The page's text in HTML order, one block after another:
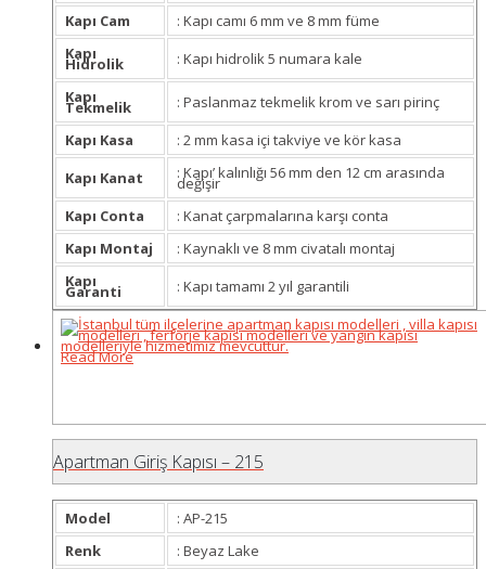
Kapı Cam
: Kapı camı 6 mm ve 8 mm füme
Kapı
Hidrolik
: Kapı hidrolik 5 numara kale
Kapı
Tekmelik
: Paslanmaz tekmelik krom ve sarı pirinç
Kapı Kasa
: 2 mm kasa içi takviye ve kör kasa
Kapı Kanat
: Kapı’ kalınlığı 56 mm den 12 cm arasında
değişir
Kapı Conta
: Kanat çarpmalarına karşı conta
Kapı Montaj
: Kaynaklı ve 8 mm civatalı montaj
Kapı
Garanti : Kapı tamamı 2 yıl garantili
Read More
Apartman Giriş Kapısı – 215
Model
: AP-215
Renk
: Beyaz Lake